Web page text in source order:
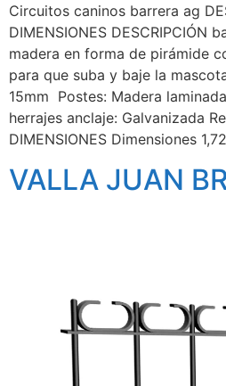
Circuitos caninos barrera ag
DIMENSIONES DESCRIPCIÓN
madera en forma de pirámide
para que suba y baje la
15mm Postes: Madera
herrajes anclaje: Galvanizada
DIMENSIONES Dimensiones
VALLA JUAN